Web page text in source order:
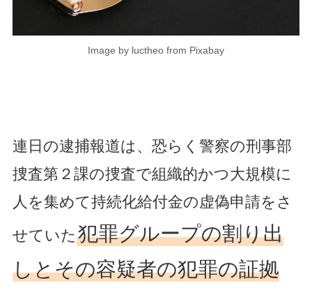
Image by luctheo from Pixabay
連日の逮捕報道は、恐らく警察の刑事部
捜査第２課の捜査で組織的かつ大規模に
人を集めて持続化給付金の虚偽申請をさ
せていた 犯罪グループの割り出
しとその容疑者の犯罪の証拠